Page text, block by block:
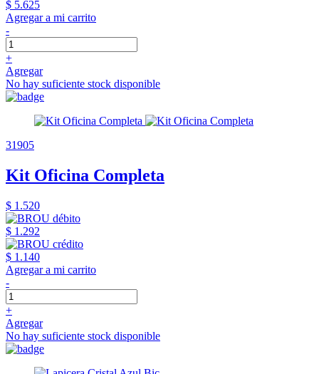
$ 5.625
Agregar a mi carrito
-
+
Agregar
No hay suficiente stock disponible
31905
Kit Oficina Completa
$ 1.520
$ 1.292
$ 1.140
Agregar a mi carrito
-
+
Agregar
No hay suficiente stock disponible